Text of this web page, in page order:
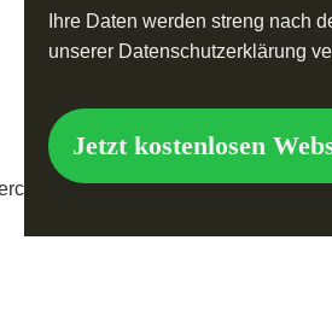
*
*
D
a
i
n
Ihre Daten werden streng nach
unserer Datenschutzerklärung
Jetzt kostenlosen